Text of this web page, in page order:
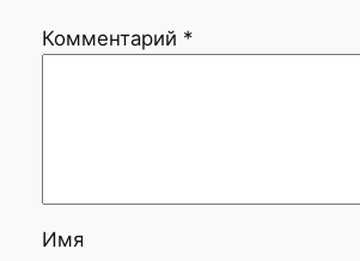
Комментарий *
Имя